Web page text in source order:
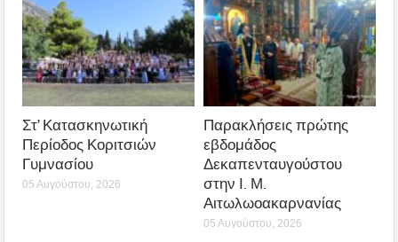
Στ’ Κατασκηνωτική
Περίοδος Κοριτσιών
Γυμνασίου
05 Αυγούστου, 2026
Παρακλήσεις πρώτης
εβδομάδος
Δεκαπενταυγούστου
στην Ι. Μ.
Αιτωλωοακαρνανίας
05 Αυγούστου, 2026